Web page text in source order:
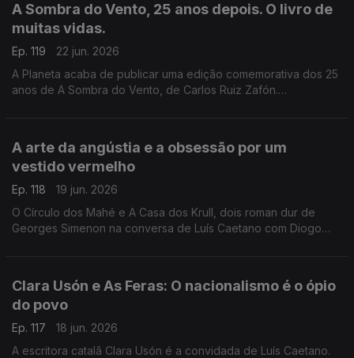
Caetano, fala-se também do Festival Babell, que começa esta
quarta-feita no Porto, o maior investimento de sempre no
nosso país num evento literário, iniciativa da Livraria Lello.
A Sombra do Vento, 25 anos depois. O livro de
muitas vidas.
Ep. 119
22 jun. 2026
A Planeta acaba de publicar uma edição comemorativa dos 25
anos de A Sombra do Vento, de Carlos Ruiz Zafón.
das Ciências, em Lisboa.
A arte da angústia e a obsessão por um
vestido vermelho
Ep. 118
19 jun. 2026
O Círculo dos Mahé e A Casa dos Krull, dois roman dur de
Georges Simenon na conversa de Luís Caetano com Diogo
Clara Usón e As Feras: O nacionalismo é o ópio
do povo
Ep. 117
18 jun. 2026
A escritora catalã Clara Usón é a convidada de Luís Caetano.